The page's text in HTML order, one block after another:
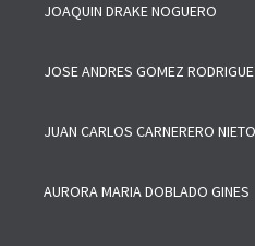
JOAQUIN DRAKE NOGUERO
JOSE ANDRES GOMEZ
JUAN CARLOS CARNERERO NIETO
AURORA MARIA DOBLADO GINES